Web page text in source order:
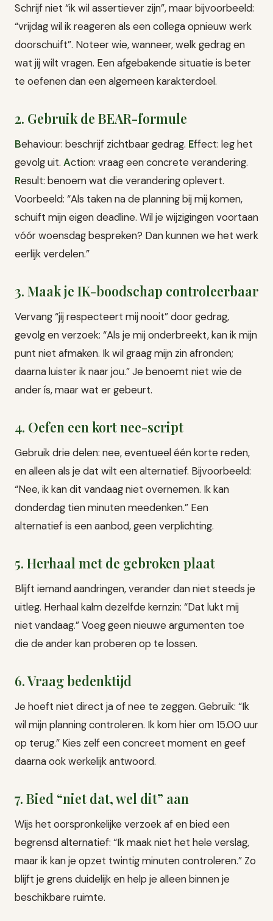
Schrijf niet “ik wil assertiever zijn”, maar bijvoorbeeld:
“vrijdag wil ik reageren als een collega opnieuw werk
doorschuift”. Noteer wie, wanneer, welk gedrag en
wat jij wilt vragen. Een afgebakende situatie is beter
te oefenen dan een algemeen karakterdoel.
2. Gebruik de BEAR-formule
Behaviour: beschrijf zichtbaar gedrag. Effect: leg het
gevolg uit. Action: vraag een concrete verandering.
Result: benoem wat die verandering oplevert.
Voorbeeld: “Als taken na de planning bij mij komen,
schuift mijn eigen deadline. Wil je wijzigingen voortaan
vóór woensdag bespreken? Dan kunnen we het werk
eerlijk verdelen.”
3. Maak je IK-boodschap controleerbaar
Vervang “jij respecteert mij nooit” door gedrag,
gevolg en verzoek: “Als je mij onderbreekt, kan ik mijn
punt niet afmaken. Ik wil graag mijn zin afronden;
daarna luister ik naar jou.” Je benoemt niet wie de
ander ís, maar wat er gebeurt.
4. Oefen een kort nee-script
Gebruik drie delen: nee, eventueel één korte reden,
en alleen als je dat wilt een alternatief. Bijvoorbeeld:
“Nee, ik kan dit vandaag niet overnemen. Ik kan
donderdag tien minuten meedenken.” Een
alternatief is een aanbod, geen verplichting.
5. Herhaal met de gebroken plaat
Blijft iemand aandringen, verander dan niet steeds je
uitleg. Herhaal kalm dezelfde kernzin: “Dat lukt mij
niet vandaag.” Voeg geen nieuwe argumenten toe
die de ander kan proberen op te lossen.
6. Vraag bedenktijd
Je hoeft niet direct ja of nee te zeggen. Gebruik: “Ik
wil mijn planning controleren. Ik kom hier om 15.00 uur
op terug.” Kies zelf een concreet moment en geef
daarna ook werkelijk antwoord.
7. Bied “niet dat, wel dit” aan
Wijs het oorspronkelijke verzoek af en bied een
begrensd alternatief: “Ik maak niet het hele verslag,
maar ik kan je opzet twintig minuten controleren.” Zo
blijft je grens duidelijk en help je alleen binnen je
beschikbare ruimte.